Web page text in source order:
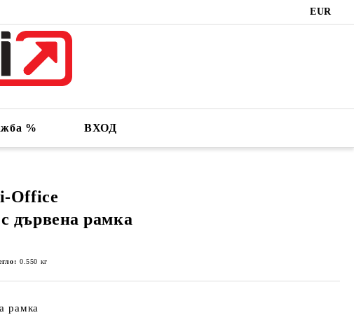
EUR
% ВХОД
Office
дървена рамка
0.550 кг
рамка